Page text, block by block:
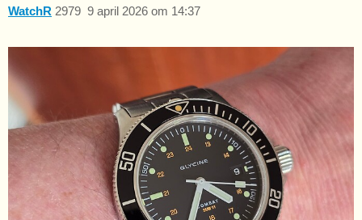
WatchR 9 april 2026 om 14:37
2979